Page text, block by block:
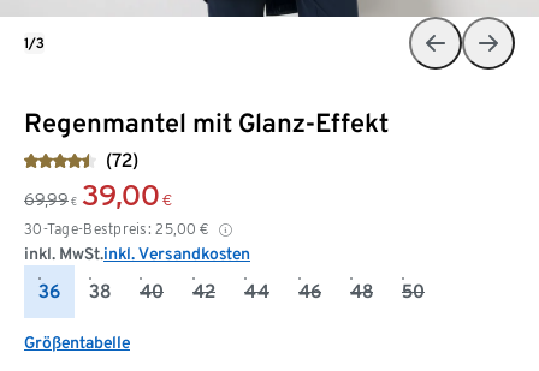
Regenmantel mit Glanz-Effekt
(72)
69,99 € 39,00 €
30-Tage-Bestpreis: 25,00 €
inkl. MwSt.inkl. Versandkosten
36 38 40 42 44 46 48 50
Größentabelle
1/3